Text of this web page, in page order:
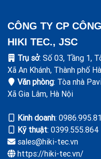
CÔNG TY CP
HIKI TEC., JSC
Trụ sở: Số 03, Tầng 1,
Xã An Khánh, Thành phố
Văn phòng: Tòa nhà
Xã Gia Lâm, Hà Nội
Kinh doanh:
Kỹ thuật: 0399.555.864
sales@hiki-tec.vn
https://hiki-tec.vn/